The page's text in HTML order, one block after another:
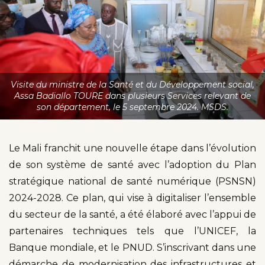
Visite du ministre de la Santé et du Développement social,
Assa Badiallo TOURE dans plusieurs Services relevant de
son département, le 5 septembre 2024. MSDS.
Le Mali franchit une nouvelle étape dans l’évolution
de son système de santé avec l’adoption du Plan
stratégique national de santé numérique (PSNSN)
2024-2028. Ce plan, qui vise à digitaliser l’ensemble
du secteur de la santé, a été élaboré avec l’appui de
partenaires techniques tels que l’UNICEF, la
Banque mondiale, et le PNUD. S’inscrivant dans une